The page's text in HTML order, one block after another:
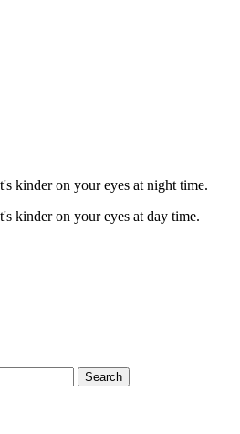
kinder on your eyes at night time.
kinder on your eyes at day time.
Search